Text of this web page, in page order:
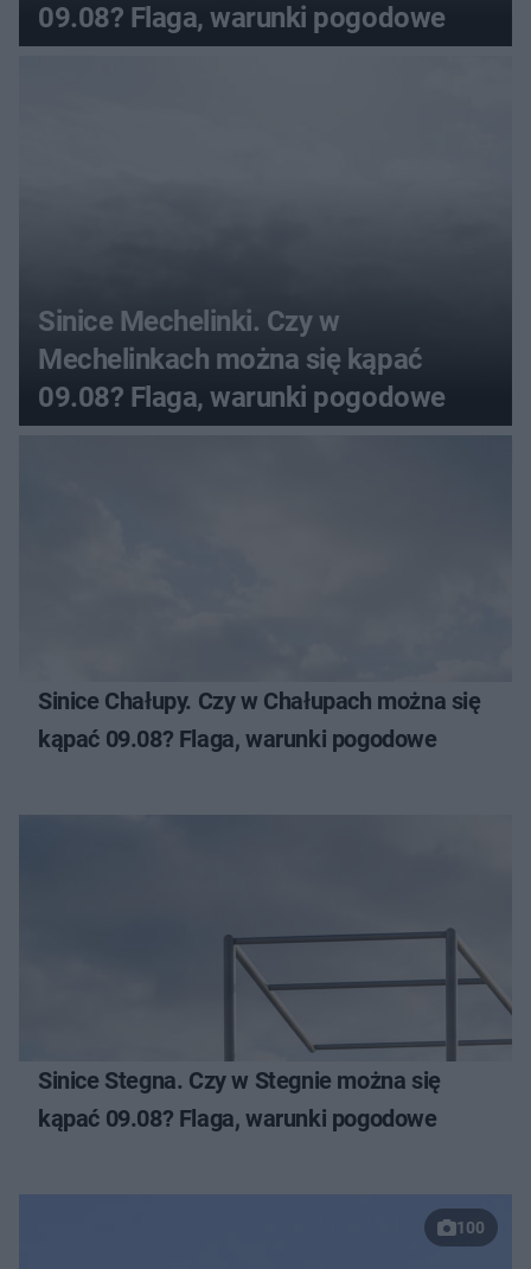
09.08? Flaga, warunki pogodowe
Sinice Mechelinki. Czy w
Mechelinkach można się kąpać
09.08? Flaga, warunki pogodowe
Sinice Chałupy. Czy w Chałupach można się
kąpać 09.08? Flaga, warunki pogodowe
Sinice Stegna. Czy w Stegnie można się
kąpać 09.08? Flaga, warunki pogodowe
100